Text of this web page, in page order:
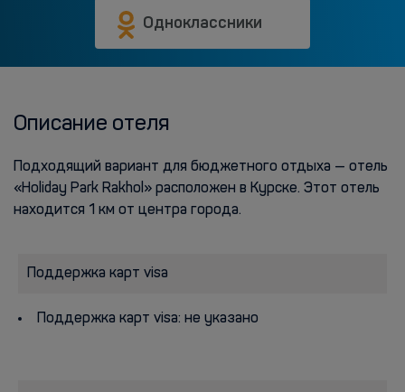
Одноклассники
Описание отеля
Подходящий вариант для бюджетного отдыха — отель
«Holiday Park Rakhol» расположен в Курске. Этот отель
находится 1 км от центра города.
Поддержка карт visa
Поддержка карт visa: не указано